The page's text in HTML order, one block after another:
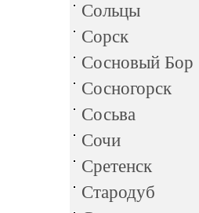
Сольцы
Сорск
Сосновый Бор
Сосногорск
Сосьва
Сочи
Сретенск
Стародуб